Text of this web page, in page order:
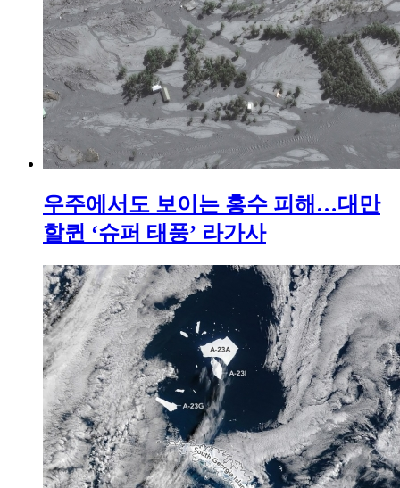
우주에서도 보이는 홍수 피해…대만
할퀸 ‘슈퍼 태풍’ 라가사